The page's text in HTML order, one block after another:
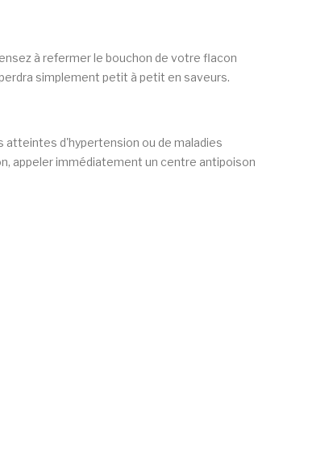
à refermer le bouchon de votre flacon
simplement petit à petit en saveurs.
d'hypertension ou de maladies
appeler immédiatement un centre antipoison